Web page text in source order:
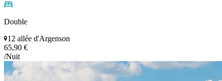
Double
12 allée d'Argenson
65,90 €
/Nuit